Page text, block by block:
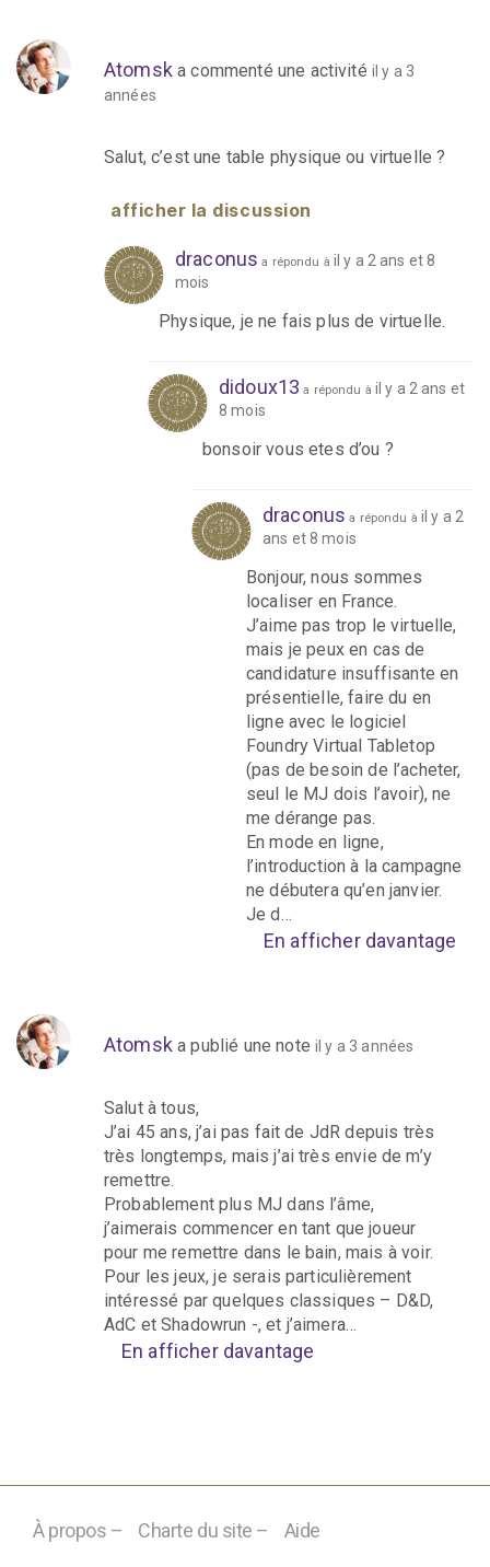
Atomska commenté une activité il y a 3
années
Salut, c’est une table physique ou virtuelle ?
afficher la discussion
draconus a répondu à il y a 2 ans et 8
mois
Physique, je ne fais plus de virtuelle.
didoux13 a répondu à il y a 2 ans et
8 mois
bonsoir vous etes d’ou ?
draconus a répondu à il y a 2
ans et 8 mois
Bonjour, nous sommes
localiser en France.
J’aime pas trop le virtuelle,
mais je peux en cas de
candidature insuffisante en
présentielle, faire du en
ligne avec le logiciel
Foundry Virtual Tabletop
(pas de besoin de l’acheter,
seul le MJ dois l’avoir), ne
me dérange pas.
En mode en ligne,
l’introduction à la campagne
ne débutera qu’en janvier.
Je d…
En afficher davantage
Atomska publié une noteil y a 3 années
Salut à tous,
J’ai 45 ans, j’ai pas fait de JdR depuis très
très longtemps, mais j’ai très envie de m’y
remettre.
Probablement plus MJ dans l’âme,
j’aimerais commencer en tant que joueur
pour me remettre dans le bain, mais à voir.
Pour les jeux, je serais particulièrement
intéressé par quelques classiques – D&D,
AdC et Shadowrun -, et j’aimera…
En afficher davantage
À propos – Charte du site – Aide